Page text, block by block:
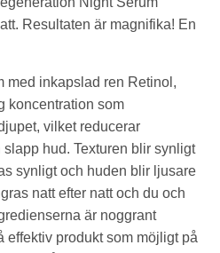
Resultaten är magnifika! En
med inkapslad ren Retinol,
koncentration som
vilket reducerar
hud. Texturen blir synligt
synligt och huden blir ljusare
natt efter natt och du och
är noggrant
effektiv produkt som möjligt på